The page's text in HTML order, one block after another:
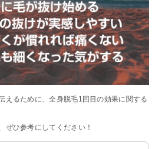
えるために、全身脱毛1回目の効果に関する
ぜひ参考にしてください！